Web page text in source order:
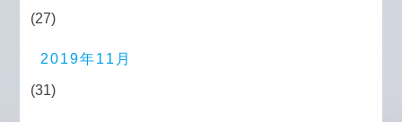
(27)
2019年11月
(31)